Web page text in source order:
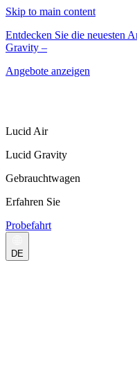
Skip to main content
Entdecken Sie die neuesten
Gravity –
Angebote anzeigen
Lucid Air
Lucid Gravity
Gebrauchtwagen
Erfahren Sie
Probefahrt
DE